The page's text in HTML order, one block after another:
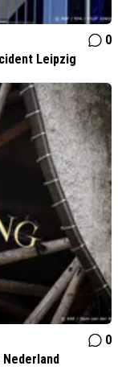
0
Leipzig
0